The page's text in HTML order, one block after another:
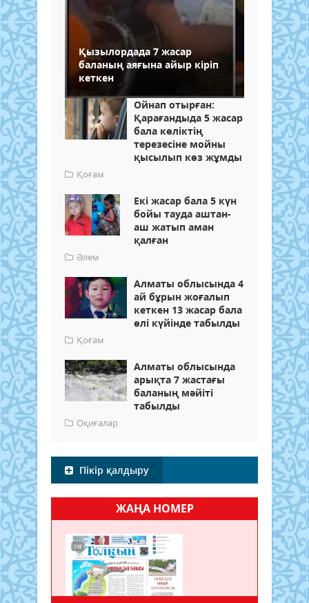
Қызылордада 7 жасар
баланың аяғына айыр кіріп
кеткен
Ойнап отырған:
Қарағандыда 5 жасар
бала көліктің
терезесіне мойны
қысылып көз жұмды
Қоғам
Екі жасар бала 5 күн
бойы тауда аштан-
аш жатып аман
қалған
Әлем
Алматы облысында 4
ай бұрын жоғалып
кеткен 13 жасар бала
өлі күйінде табылды
Қоғам
Алматы облысында
арықта 7 жастағы
баланың мәйіті
табылды
Оқиғалар
Пікір қалдыру
ЖАҢА НОМЕР